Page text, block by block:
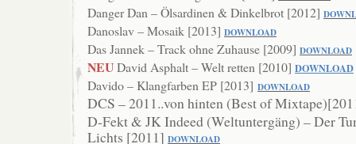
Danger Dan – Ölsardinen & Dinkelbrot [2012]
Danoslav – Mosaik [2013] DOWNLOAD
Das Jannek – Track ohne Zuhause [2009] DOWNLOAD
NEUDavid Asphalt – Welt retten [2010] DOWNLOAD
Davido – Klangfarben EP [2013] DOWNLOAD
DCS – 2011..von hinten (Best of
D-Fekt & JK Indeed (Weltuntergäng) – Der
Lichts [2011] DOWNLOAD